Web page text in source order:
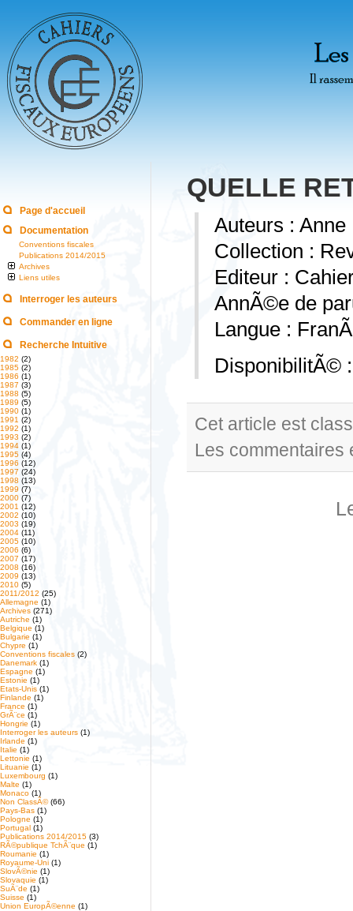
Page d'accueil
Documentation
Conventions fiscales
Publications 2014/2015
Archives
Liens utiles
Interroger les auteurs
Commander en ligne
Recherche Intuitive
1982 (2)
1985 (2)
1986 (1)
1987 (3)
1988 (5)
1989 (5)
1990 (1)
1991 (2)
1992 (1)
1993 (2)
1994 (1)
1995 (4)
1996 (12)
1997 (24)
1998 (13)
1999 (7)
2000 (7)
2001 (12)
2002 (10)
2003 (19)
2004 (11)
2005 (10)
2006 (6)
2007 (17)
2008 (16)
2009 (13)
2010 (5)
2011/2012 (25)
Allemagne (1)
Archives (271)
Autriche (1)
Belgique (1)
Bulgarie (1)
Chypre (1)
Conventions fiscales (2)
Danemark (1)
Espagne (1)
Estonie (1)
Etats-Unis (1)
Finlande (1)
France (1)
GrÃ¨ce (1)
Hongrie (1)
Interroger les auteurs (1)
Irlande (1)
Italie (1)
Lettonie (1)
Lituanie (1)
Luxembourg (1)
Malte (1)
Monaco (1)
Non ClassÃ©(66)
Pays-Bas (1)
Pologne (1)
Portugal (1)
Publications 2014/2015 (3)
RÃ©publique TchÃ¨que (1)
Roumanie (1)
Royaume-Uni (1)
SlovÃ©nie (1)
Slovaquie (1)
SuÃ¨de (1)
Suisse (1)
Union EuropÃ©enne (1)
QUELLE
Auteurs :
Collection :
Editeur :
AnnÃ©e de
Langue :
DisponibilitÃ©
Cet article est
Les commentaires